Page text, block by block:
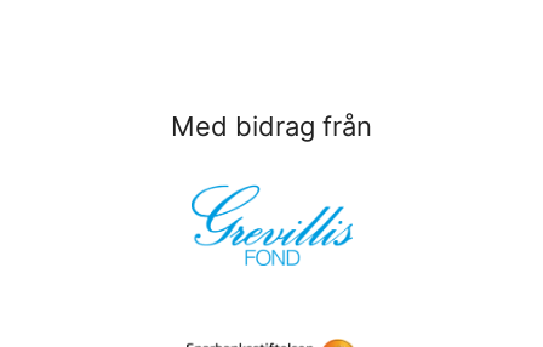
Med bidrag från